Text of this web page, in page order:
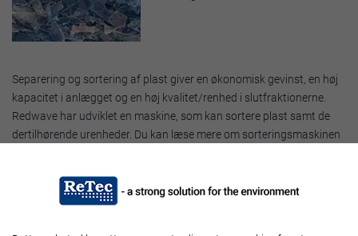
Separering og sortering af plast giver en økonomisk gevinst, en høj
kapacitet i anlægget og en høj kvalitet/renhed i slutfraktionerne.
Redwave har udviklet en maskine, som kan sortere plast samt de
dertilhørende urenheder. Du kan læse mere om sorteringsmaskinen
Brochure